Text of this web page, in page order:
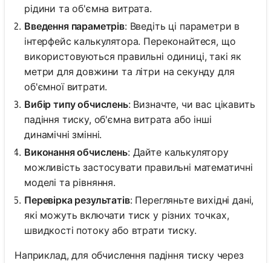
рідини та об'ємна витрата.
Введення параметрів: Введіть ці параметри в
інтерфейс калькулятора. Переконайтеся, що
використовуються правильні одиниці, такі як
метри для довжини та літри на секунду для
об'ємної витрати.
Вибір типу обчислень: Визначте, чи вас цікавить
падіння тиску, об'ємна витрата або інші
динамічні змінні.
Виконання обчислень: Дайте калькулятору
можливість застосувати правильні математичні
моделі та рівняння.
Перевірка результатів: Перегляньте вихідні дані,
які можуть включати тиск у різних точках,
швидкості потоку або втрати тиску.
Наприклад, для обчислення падіння тиску через